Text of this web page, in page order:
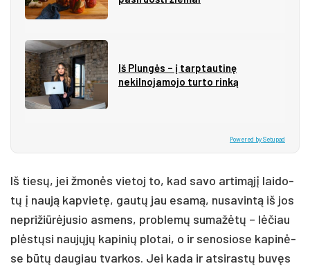
Iš Plungės – į tarptautinę
nekilnojamojo turto rinką
Powered by Setupad
Iš tie­sų, jei žmo­nės vie­toj to, kad sa­vo ar­ti­mą­jį lai­do­
tų į nau­ją kap­vie­tę, gau­tų jau esa­mą, nu­sa­vin­tą iš jos
ne­pri­žiū­rė­ju­sio as­mens, pro­ble­mų su­ma­žė­tų – lė­čiau
plės­tų­si nau­jų­jų ka­pi­nių plo­tai, o ir se­no­sio­se ka­pi­nė­
se bū­tų dau­giau tvar­kos. Jei ka­da ir at­si­ras­tų bu­vęs